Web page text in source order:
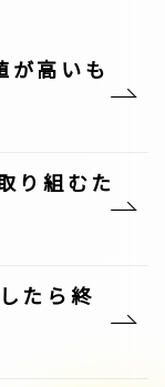
が高いも
り組むた
たら終